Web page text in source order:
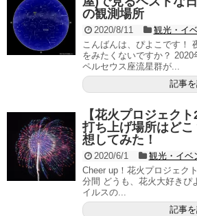
の観測場所
2020/8/11
観光・イ
こんばんは、ぴよこです！
をみたくないですか？ 2020
ペルセウス座流星群が...
記事
【花火プロジェク
打ち上げ場所はど
想してみた！
2020/6/1
観光・イベ
Cheer up！花火プロジェク
分間 どうも、花火大好きぴ
イルスの...
記事